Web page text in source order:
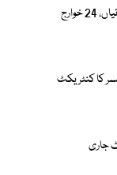
خیبرپختونخوا میں فتنہ الخوارج کیخلاف بھرپور کارروائیاں، 24 خوارج
کا کنٹریکٹ
جاری